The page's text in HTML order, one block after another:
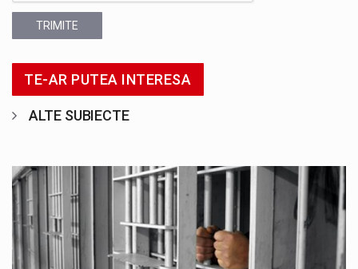
TRIMITE
TE-AR PUTEA INTERESA
ALTE SUBIECTE